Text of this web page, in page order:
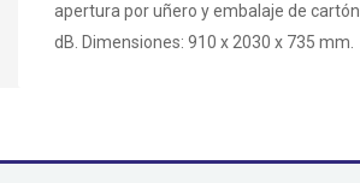
apertura por uñero y embalaje de
dB. Dimensiones: 910 x 2030 x 735 mm.